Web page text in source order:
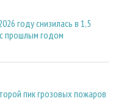
году снизилась в 1,5
прошлым годом
пик грозовых пожаров